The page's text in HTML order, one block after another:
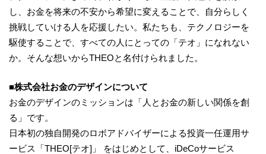
し、お金を将来の不安から希望に変えることで、自分らしく
挑戦していける人を応援したい。私たちも、テクノロジーを
駆使することで、すべての人にとっての「テオ」になれない
か。そんな想いからTHEOと名付けられました。
■株式会社お金のデザインについて
お金のデザインのミッションは「人とお金の新しい関係を創
る」です。
日本初の独自開発のロボアドバイザーによる投資一任運用サ
ービス「THEO[テオ]」 をはじめとして、iDeCoサービス